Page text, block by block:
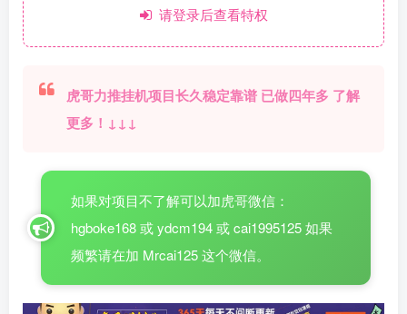
请登录后查看特权
虎哥力推挂机项目长久稳定靠谱 已做四年多 了解
更多！↓↓↓
如果对项目不了解可以加虎哥微信：
hgboke168 或 ydcm194 或 cai1995125 如果
频繁请在加 Mrcai125 这个微信。